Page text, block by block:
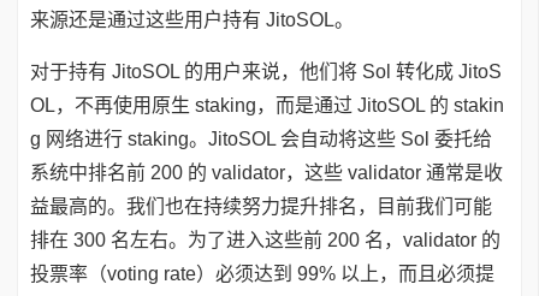
来源还是通过这些用户持有 JitoSOL。
对于持有 JitoSOL 的用户来说，他们将 Sol 转化成 JitoS
OL，不再使用原生 staking，而是通过 JitoSOL 的 stakin
g 网络进行 staking。JitoSOL 会自动将这些 Sol 委托给
系统中排名前 200 的 validator，这些 validator 通常是收
益最高的。我们也在持续努力提升排名，目前我们可能
排在 300 名左右。为了进入这些前 200 名，validator 的
投票率（voting rate）必须达到 99% 以上，而且必须提